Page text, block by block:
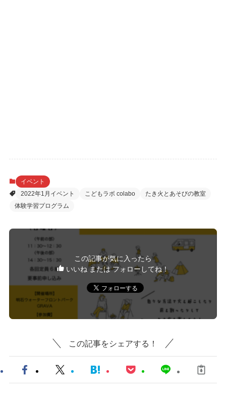
イベント
2022年1月イベント
こどもラボ colabo
たき火とあそびの教室
体験学習プログラム
この記事が気に入ったら
いいね または フォローしてね！
この記事をシェアする！